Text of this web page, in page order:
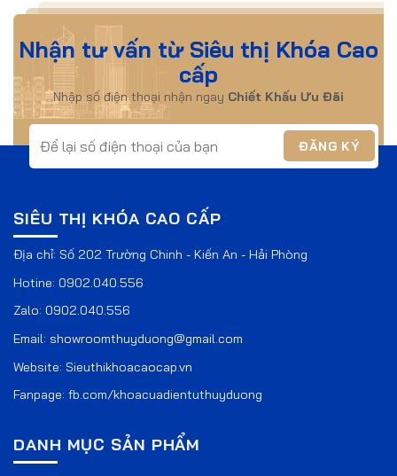
Nhận tư vấn từ Siêu thị Khóa Cao
cấp
Nhập số điện thoại nhận ngay Chiết Khấu Ưu Đãi
SIÊU THỊ KHÓA CAO CẤP
Địa chỉ: Số 202 Trường Chinh - Kiến An - Hải Phòng
Hotine: 0902.040.556
Zalo: 0902.040.556
Email: showroomthuyduong@gmail.com
Website: Sieuthikhoacaocap.vn
Fanpage: fb.com/khoacuadientuthuyduong
DANH MỤC SẢN PHẨM